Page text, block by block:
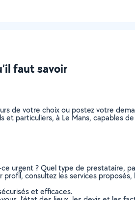
faut savoir
de votre choix ou postez votre
et particuliers, à Le Mans, capables
urgent ? Quel type de prestataire,
consultez les services
et efficaces.